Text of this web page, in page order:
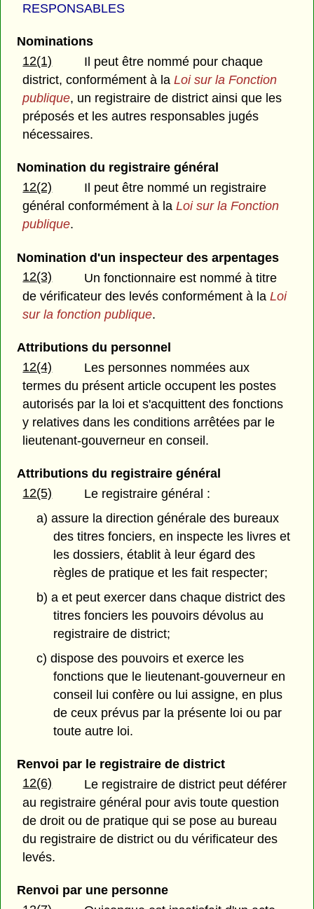
RESPONSABLES
Nominations
12(1)
Il peut être nommé pour chaque
district, conformément à laLoi sur la Fonction
publique, un registraire de district ainsi que les
préposés et les autres responsables jugés
nécessaires.
Nomination du registraire général
12(2)
Il peut être nommé un registraire
général conformément à laLoi sur la Fonction
publique.
Nomination d'un inspecteur des arpentages
12(3)
Un fonctionnaire est nommé à titre
de vérificateur des levés conformément à laLoi
sur la fonction publique.
Attributions du personnel
12(4)
Les personnes nommées aux
termes du présent article occupent les postes
autorisés par la loi et s'acquittent des fonctions
y relatives dans les conditions arrêtées par le
lieutenant-gouverneur en conseil.
Attributions du registraire général
12(5)
Le registraire général :
a) assure la direction générale des bureaux
des titres fonciers, en inspecte les livres et
les dossiers, établit à leur égard des
règles de pratique et les fait respecter;
b) a et peut exercer dans chaque district des
titres fonciers les pouvoirs dévolus au
registraire de district;
c) dispose des pouvoirs et exerce les
fonctions que le lieutenant-gouverneur en
conseil lui confère ou lui assigne, en plus
de ceux prévus par la présente loi ou par
toute autre loi.
Renvoi par le registraire de district
12(6)
Le registraire de district peut déférer
au registraire général pour avis toute question
de droit ou de pratique qui se pose au bureau
du registraire de district ou du vérificateur des
levés.
Renvoi par une personne